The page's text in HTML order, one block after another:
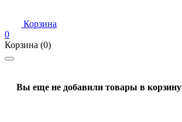
Корзина
0
Корзина (0)
Вы еще не добавили товары в корзину